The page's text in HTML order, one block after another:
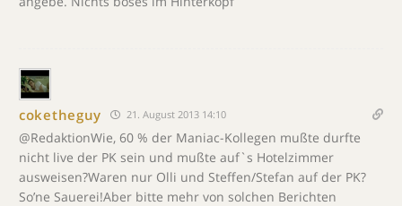
coketheguy 21. August 2013 14:10
@RedaktionWie, 60 % der Maniac-Kollegen mußte durfte
nicht live der PK sein und mußte auf`s Hotelzimmer
ausweisen?Waren nur Olli und Steffen/Stefan auf der PK?
So’ne Sauerei!Aber bitte mehr von solchen Berichten